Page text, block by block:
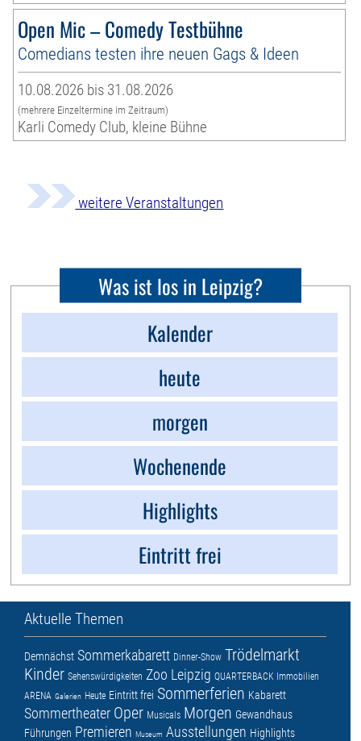
Open Mic – Comedy Testbühne
Comedians testen ihre neuen Gags & Ideen
10.08.2026 bis 31.08.2026
(mehrere Einzeltermine im Zeitraum)
Karli Comedy Club, kleine Bühne
weitere Veranstaltungen
Was ist los in Leipzig?
Kalender
heute
morgen
Wochenende
Highlights
Eintritt frei
Aktuelle Themen
Demnächst Sommerkabarett Dinner-Show Trödelmarkt
Kinder Sehenswürdigkeiten Zoo Leipzig QUARTERBACK Immobilien
ARENA Galerien Heute Eintritt frei Sommerferien Kabarett
Sommertheater Oper Musicals Morgen Gewandhaus
Führungen Premieren Museum Ausstellungen Highlights